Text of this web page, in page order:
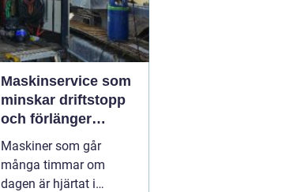
Maskinservice som
minskar driftstopp
och förlänger
livslängden
Maskiner som går
många timmar om
dagen är hjärtat i